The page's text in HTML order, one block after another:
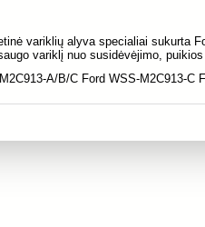
variklių alyva specialiai sukurta
variklį nuo susidėvėjimo,
A/B/C Ford WSS-M2C913-C